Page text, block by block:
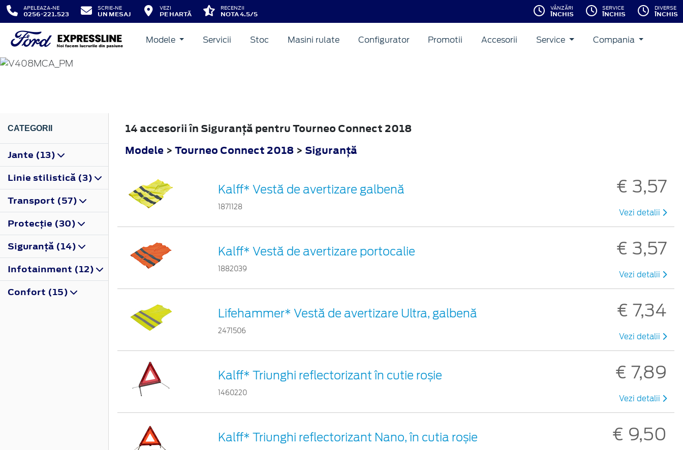
APELEAZA-NE
0256-221.523
SCRIE-NE
UN MESAJ
VEZI
PE HARTĂ
RECENZII
NOTA 4.5/5
VÂNZĂRI
ÎNCHIS
SERVICE
ÎNCHIS
DIVERSE
ÎNCHIS
Modele Servicii Stoc Masini rulate Configurator Promotii Accesorii Service Compania
TOURNEO CONNECT
CATEGORII
Jante (13)
Linie stilistică (3)
Transport (57)
Protecţie (30)
Siguranţă (14)
Infotainment (12)
Confort (15)
14 accesorii în Siguranţă pentru Tourneo Connect 2018
Modele > Tourneo Connect 2018 > Siguranţă
Kalff* Vestă de avertizare galbenă
1871128
€ 3,57
Vezi detalii
Kalff* Vestă de avertizare portocalie
1882039
€ 3,57
Vezi detalii
Lifehammer* Vestă de avertizare Ultra, galbenă
2471506
€ 7,34
Vezi detalii
Kalff* Triunghi reflectorizant în cutie roșie
1460220
€ 7,89
Vezi detalii
Kalff* Triunghi reflectorizant Nano, în cutia roșie € 9,50